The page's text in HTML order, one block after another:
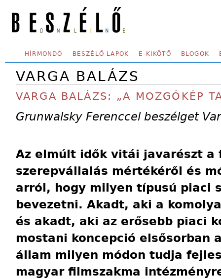
SECONDARY MENU
HÍRMONDÓ BESZÉLŐ LAPOK E-KIKÖTŐ BLOGOK
VARGA BALÁZS
VARGA BALÁZS: „A MOZGÓKÉP
Grunwalsky Ferenccel beszélget
Az elmúlt idők vitái javarészt a
szerepvállalás mértékéről és
arról, hogy milyen típusú piaci
bevezetni. Akadt, aki a
és akadt, aki az erősebb piaci
mostani koncepció elsősorban
állam milyen módon tudja
magyar filmszakma